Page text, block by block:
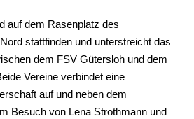
auf dem Rasenplatz des
stattfinden und unterstreicht das
dem FSV Gütersloh und dem
Vereine verbindet eine
auf und neben dem
Besuch von Lena Strothmann und